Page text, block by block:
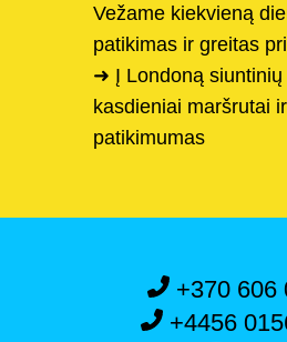
Vežame kiekvieną
patikimas ir greitas
➜ Į Londoną siuntinių
kasdieniai maršrutai ir
patikimumas
+370 606
+4456